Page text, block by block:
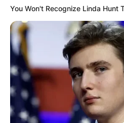
You Won't Recognize Linda Hunt